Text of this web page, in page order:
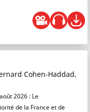
Cohen-Haddad,
2026 : Le
de la France et de